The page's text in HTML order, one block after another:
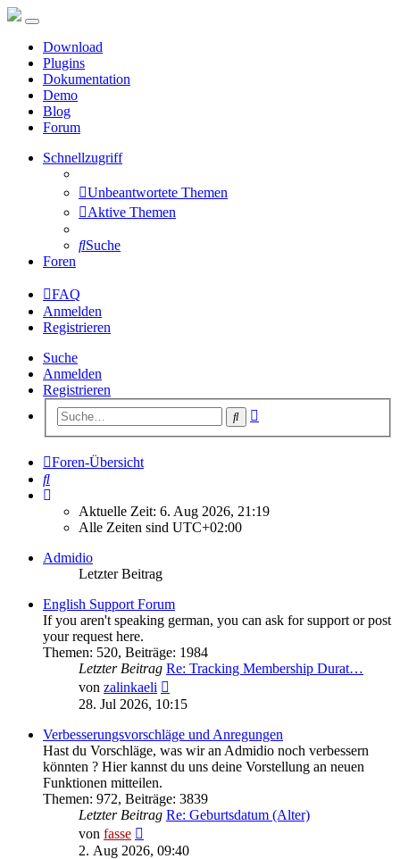
Download
Plugins
Dokumentation
Demo
Blog
Forum
Schnellzugriff
Unbeantwortete Themen
Aktive Themen
Suche
Foren
FAQ
Anmelden
Registrieren
Suche
Anmelden
Registrieren
Suche
Foren-Übersicht
Suche
Aktuelle Zeit: 6. Aug 2026, 21:19
Alle Zeiten sind UTC+02:00
Admidio
Letzter Beitrag
English Support Forum
If you aren't speaking german, you can ask for support or post
your request here.
Themen: 520, Beiträge: 1984
Letzter Beitrag Re: Tracking Membership Durat…
von zalinkaeli
Beitrag
28. Jul 2026, 10:15
Verbesserungsvorschläge und Anregungen
Hast du Vorschläge, was wir an Admidio noch verbessern
könnten ? Hier kannst du uns deine Vorstellung an neuen
Funktionen mitteilen.
Themen: 972, Beiträge: 3839
Letzter Beitrag Re: Geburtsdatum (Alter)
von fasse
Beitrag
2. Aug 2026, 09:40